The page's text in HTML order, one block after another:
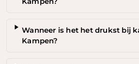
Wanneer is het het drukst bij
Kampen?